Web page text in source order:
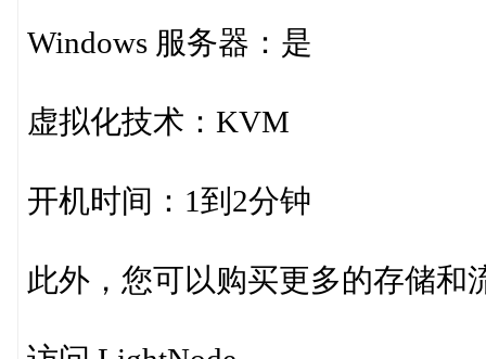
Windows 服务器：是
虚拟化技术：KVM
开机时间：1到2分钟
此外，您可以购买更多的存储和